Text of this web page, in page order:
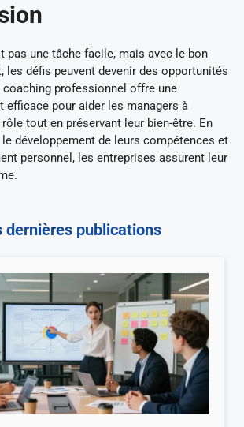
pas une tâche facile, mais avec le bon
les défis peuvent devenir des opportunités
professionnel offre une
efficace pour aider les managers à
tout en préservant leur bien-être. En
développement de leurs compétences et
personnel, les entreprises assurent leur
dernières publications